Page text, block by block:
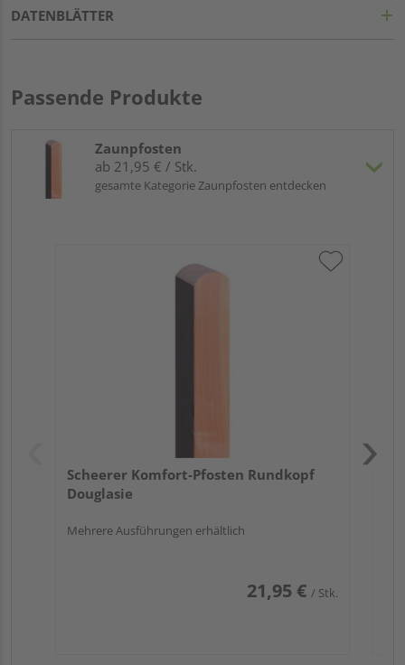
DATENBLÄTTER
Passende Produkte
Zaunpfosten
ab 21,95 € / Stk.
gesamte Kategorie Zaunpfosten entdecken
Scheerer Komfort-Pfosten Rundkopf
Douglasie
Mehrere Ausführungen erhältlich
21,95 € / Stk.